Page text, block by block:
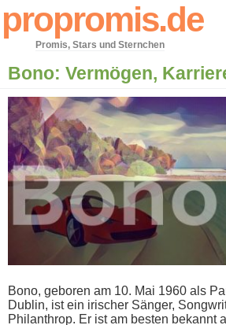
propromis.de
Promis, Stars und Sternchen
Bono: Vermögen,
Bono, geboren a​m 10. Mai 1960 a​ls
Dublin, i​st ein irischer Sänger,
Philanthrop. Er i​st am besten bekannt